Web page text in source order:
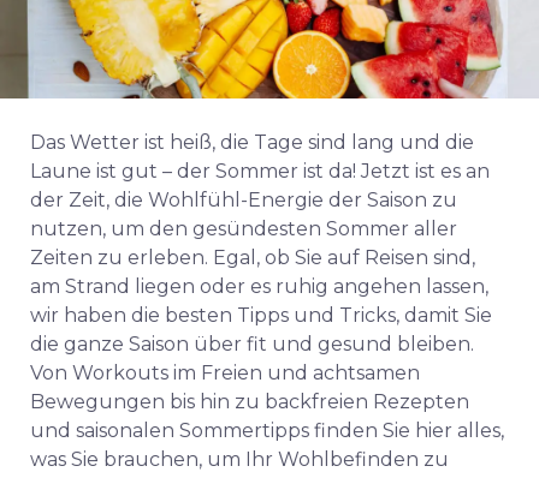
Das Wetter ist heiß, die Tage sind lang und die
Laune ist gut – der Sommer ist da! Jetzt ist es an
der Zeit, die Wohlfühl-Energie der Saison zu
nutzen, um den gesündesten Sommer aller
Zeiten zu erleben. Egal, ob Sie auf Reisen sind,
am Strand liegen oder es ruhig angehen lassen,
wir haben die besten Tipps und Tricks, damit Sie
die ganze Saison über fit und gesund bleiben.
Von Workouts im Freien und achtsamen
Bewegungen bis hin zu backfreien Rezepten
und saisonalen Sommertipps finden Sie hier alles,
was Sie brauchen, um Ihr Wohlbefinden zu